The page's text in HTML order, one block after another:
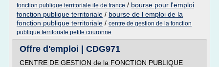
fonction publique territoriale ile de france / bourse pour l'emploi
fonction publique territoriale / bourse de l emploi de la
fonction publique territoriale / centre de gestion de la fonction
publique territoriale petite couronne
Offre d'emploi | CDG971
CENTRE DE GESTION de la FONCTION PUBLIQUE